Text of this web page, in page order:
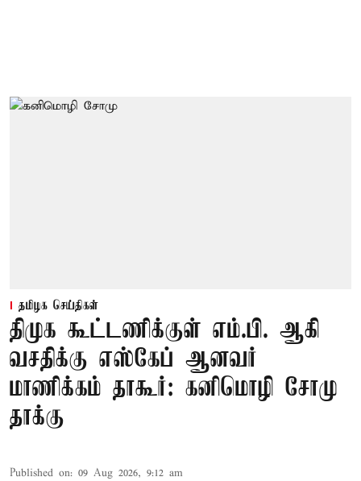
தமிழக செய்திகள்
திமுக கூட்டணிக்குள் எம்.பி. ஆகி
வசதிக்கு எஸ்கேப் ஆனவர்
மாணிக்கம் தாகூர்: கனிமொழி சோமு
தாக்கு
Published on: 09 Aug 2026, 9:12 am